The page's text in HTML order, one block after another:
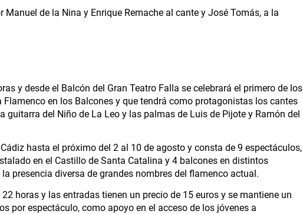
de la Nina y Enrique Remache al cante y José Tomás, a la
y desde el Balcón del Gran Teatro Falla se celebrará el primero de los
en los Balcones y que tendrá como protagonistas los cantes
guitarra del Niño de La Leo y las palmas de Luis de Pijote y Ramón del
hasta el próximo del 2 al 10 de agosto y consta de 9 espectáculos,
en el Castillo de Santa Catalina y 4 balcones en distintos
presencia diversa de grandes nombres del flamenco actual.
horas y las entradas tienen un precio de 15 euros y se mantiene un
por espectáculo, como apoyo en el acceso de los jóvenes a